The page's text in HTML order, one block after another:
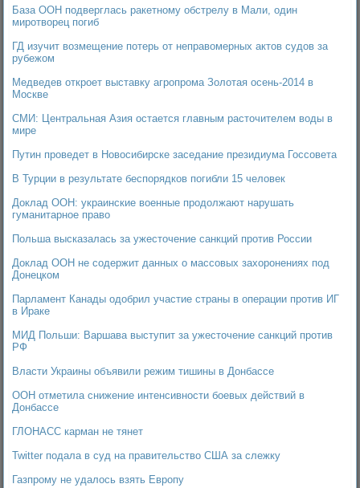
База ООН подверглась ракетному обстрелу в Мали, один
миротворец погиб
ГД изучит возмещение потерь от неправомерных актов судов за
рубежом
Медведев откроет выставку агропрома Золотая осень-2014 в
Москве
СМИ: Центральная Азия остается главным расточителем воды в
мире
Путин проведет в Новосибирске заседание президиума Госсовета
В Турции в результате беспорядков погибли 15 человек
Доклад ООН: украинские военные продолжают нарушать
гуманитарное право
Польша высказалась за ужесточение санкций против России
Доклад ООН не содержит данных о массовых захоронениях под
Донецком
Парламент Канады одобрил участие страны в операции против ИГ
в Ираке
МИД Польши: Варшава выступит за ужесточение санкций против
РФ
Власти Украины объявили режим тишины в Донбассе
ООН отметила снижение интенсивности боевых действий в
Донбассе
ГЛОНАСС карман не тянет
Twitter подала в суд на правительство США за слежку
Газпрому не удалось взять Европу